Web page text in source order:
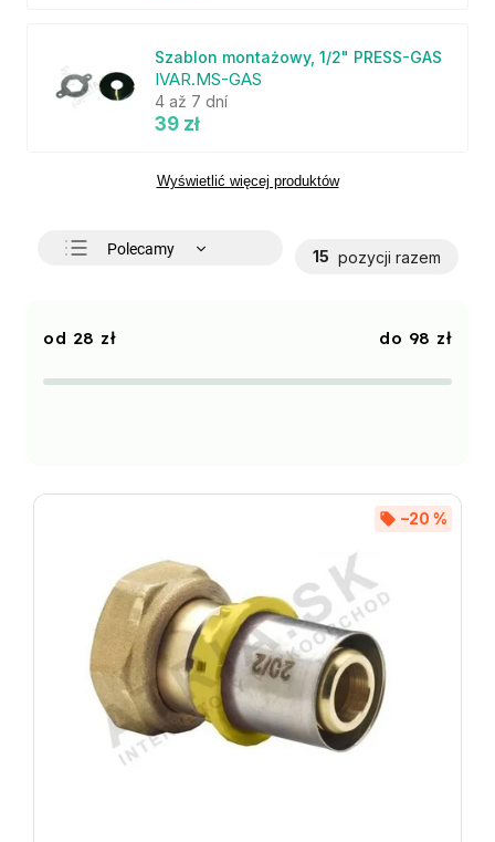
Szablon montażowy, 1/2" PRESS-GAS
IVAR.MS-GAS
4 až 7 dní
39 zł
Wyświetlić więcej produktów
Polecamy
Alfabetycznie
15 pozycji razem
28 zł 98 zł
–20 %